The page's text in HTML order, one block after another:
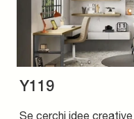
Y119
Se cerchi idee